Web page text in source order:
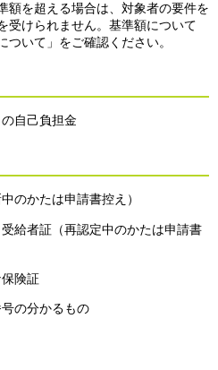
額を超える場合は、対象者の要件を
受けられません。基準額について
いて」をご確認ください。
自己負担金
のかたは申請書控え）
給者証（再認定中のかたは申請書
険証
の分かるもの